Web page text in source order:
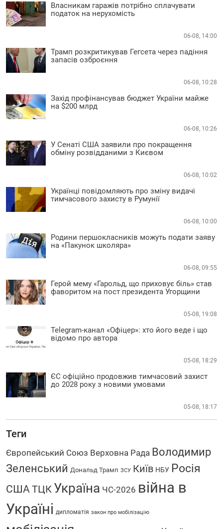
Власникам гаражів потрібно сплачувати
податок на нерухомість
06-08, 14:00
Трамп розкритикував Гегсета через падіння
запасів озброєння
06-08, 10:28
Захід профінансував бюджет України майже
на $200 млрд
06-08, 10:26
У Сенаті США заявили про покращення
обміну розвідданими з Києвом
06-08, 10:02
Українці повідомляють про зміну видачі
тимчасового захисту в Румунії
06-08, 10:00
Родини першокласників можуть подати заяву
на «Пакунок школяра»
06-08, 09:55
Герой мему «Гарольд, що приховує біль» став
фаворитом на пост президента Угорщини
05-08, 19:08
Telegram-канал «Офіцер»: хто його веде і що
відомо про автора
05-08, 18:29
ЄС офіційно продовжив тимчасовий захист
до 2028 року з новими умовами
05-08, 18:17
Теги
Європейський Союз Верховна Рада Володимир
Зеленський Дональд Трамп ЗСУ Київ НБУ Росія
США ТЦК Україна ЧС-2026 війна в
Україні дипломатія закон про мобілізацію